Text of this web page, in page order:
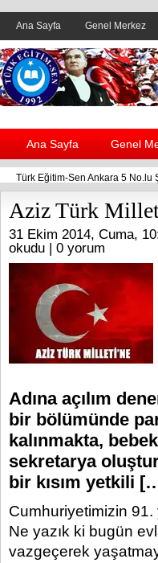
Ana Sayfa Genel Merkez
Ana Sayfa Genel
Türk Eğitim-Sen Ankara 5 No.lu
Aziz Türk
31 Ekim 2014, Cuma,
okudu | 0 yorum
Adına açılım
bir bölümünde
kalınmakta,
sekretarya
bir kısım yetkili
Cumhuriyetimizin 91.
Ne yazık ki bugün
vazgeçerek